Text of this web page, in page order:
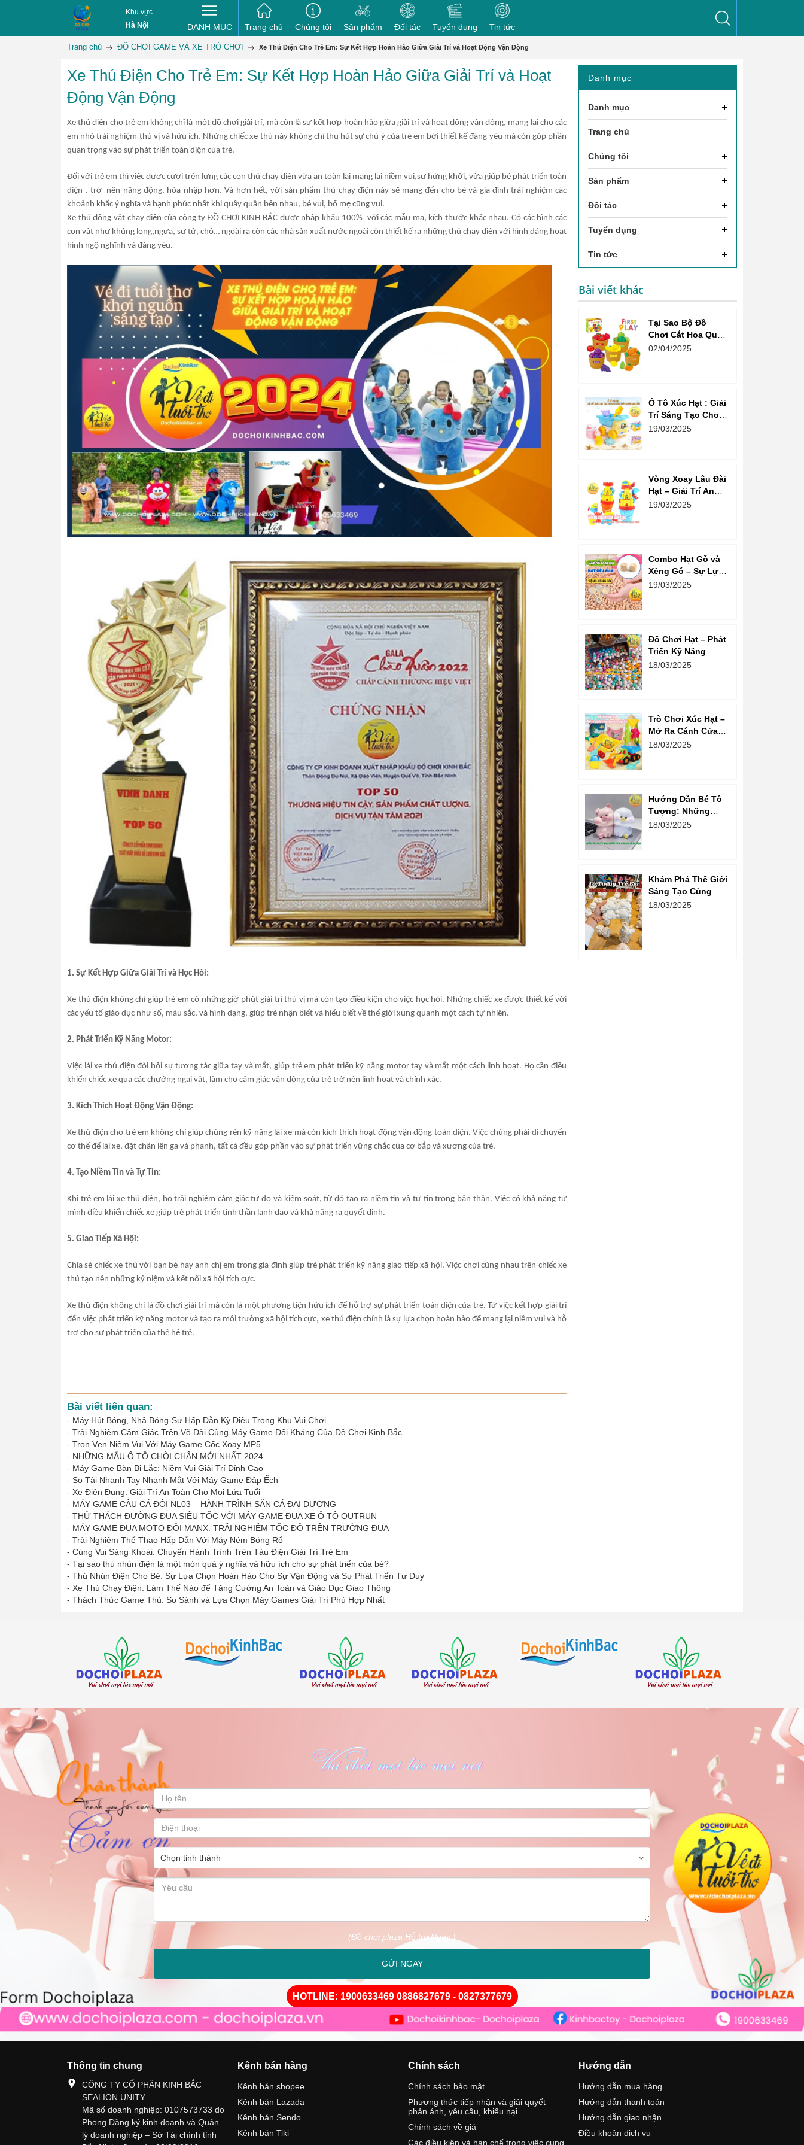
Khu vực
Hà Nội
DANH MỤC Trang chủ Chúng tôi Sản phẩm Đối tác Tuyển dụng Tin tức
Trang chủ ĐỒ CHƠI GAME VÀ XE TRÒ CHƠI Xe Thú Điện Cho Trẻ Em: Sự Kết Hợp Hoàn Hảo Giữa Giải Trí và Hoạt Động Vận Động
Xe Thú Điện Cho Trẻ Em: Sự Kết Hợp Hoàn Hảo Giữa Giải Trí và Hoạt
Động Vận Động
Xe thú điện cho trẻ em không chỉ là một đồ chơi giải trí, mà còn là sự kết hợp hoàn hảo giữa giải trí và hoạt động vận động, mang lại cho các
em nhỏ trải nghiệm thú vị và hữu ích. Những chiếc xe thú này không chỉ thu hút sự chú ý của trẻ em bởi thiết kế đáng yêu mà còn góp phần
quan trọng vào sự phát triển toàn diện của trẻ.
Đối với trẻ em thì việc được cưỡi trên lưng các con thú chạy điện vừa an toàn lại mang lại niềm vui,sự hứng khởi, vừa giúp bé phát triển toàn
diện , trở nên năng động, hòa nhập hơn. Và hơn hết, với sản phẩm thú chạy điện này sẽ mang đến cho bé và gia đình trải nghiệm các
khoảnh khắc ý nghĩa và hạnh phúc nhất khi quây quần bên nhau, bé vui, bố mẹ cũng vui.
Xe thú động vật chạy điện của công ty ĐỒ CHƠI KINH BẮC được nhập khấu 100% với các mẫu mã, kích thước khác nhau. Có các hình các
con vật như khủng long,ngựa, sư tử, chó… ngoài ra còn các nhà sản xuất nước ngoài còn thiết kế ra những thú chạy điện với hình dáng hoạt
hình ngộ nghĩnh và đáng yêu.
1. Sự Kết Hợp Giữa Giải Trí và Học Hỏi:
Xe thú điện không chỉ giúp trẻ em có những giờ phút giải trí thú vị mà còn tạo điều kiện cho việc học hỏi. Những chiếc xe được thiết kế với
các yếu tố giáo dục như số, màu sắc, và hình dạng, giúp trẻ nhận biết và hiểu biết về thế giới xung quanh một cách tự nhiên.
2. Phát Triển Kỹ Năng Motor:
Việc lái xe thú điện đòi hỏi sự tương tác giữa tay và mắt, giúp trẻ em phát triển kỹ năng motor tay và mắt một cách linh hoạt. Họ cần điều
khiển chiếc xe qua các chướng ngại vật, làm cho cảm giác vận động của trẻ trở nên linh hoạt và chính xác.
3. Kích Thích Hoạt Động Vận Động:
Xe thú điện cho trẻ em không chỉ giúp chúng rèn kỹ năng lái xe mà còn kích thích hoạt động vận động toàn diện. Việc chúng phải di chuyển
cơ thể để lái xe, đặt chân lên ga và phanh, tất cả đều góp phần vào sự phát triển vững chắc của cơ bắp và xương của trẻ.
4. Tạo Niềm Tin và Tự Tin:
Khi trẻ em lái xe thú điện, họ trải nghiệm cảm giác tự do và kiểm soát, từ đó tạo ra niềm tin và tự tin trong bản thân. Việc có khả năng tự
mình điều khiển chiếc xe giúp trẻ phát triển tinh thần lãnh đạo và khả năng ra quyết định.
5. Giao Tiếp Xã Hội:
Chia sẻ chiếc xe thú với bạn bè hay anh chị em trong gia đình giúp trẻ phát triển kỹ năng giao tiếp xã hội. Việc chơi cùng nhau trên chiếc xe
thú tạo nên những kỷ niệm và kết nối xã hội tích cực.
Xe thú điện không chỉ là đồ chơi giải trí mà còn là một phương tiện hữu ích để hỗ trợ sự phát triển toàn diện của trẻ. Từ việc kết hợp giải trí
đến việc phát triển kỹ năng motor và tạo ra môi trường xã hội tích cực, xe thú điện chính là sự lựa chọn hoàn hảo để mang lại niềm vui và hỗ
trợ cho sự phát triển của thế hệ trẻ.
Bài viết liên quan:
- Máy Hút Bóng, Nhả Bóng-Sự Hấp Dẫn Kỳ Diệu Trong Khu Vui Chơi
- Trải Nghiệm Cảm Giác Trên Võ Đài Cùng Máy Game Đối Kháng Của Đồ Chơi Kinh Bắc
- Trọn Vẹn Niềm Vui Với Máy Game Cốc Xoay MP5
- NHỮNG MẪU Ô TÔ CHÒI CHÂN MỚI NHẤT 2024
- Máy Game Bàn Bi Lắc: Niềm Vui Giải Trí Đỉnh Cao
- So Tài Nhanh Tay Nhanh Mắt Với Máy Game Đập Ếch
- Xe Điện Đụng: Giải Trí An Toàn Cho Mọi Lứa Tuổi
- MÁY GAME CÂU CÁ ĐÔI NL03 – HÀNH TRÌNH SĂN CÁ ĐẠI DƯƠNG
- THỬ THÁCH ĐƯỜNG ĐUA SIÊU TỐC VỚI MÁY GAME ĐUA XE Ô TÔ OUTRUN
- MÁY GAME ĐUA MOTO ĐÔI MANX: TRẢI NGHIỆM TỐC ĐỘ TRÊN TRƯỜNG ĐUA
- Trải Nghiệm Thể Thao Hấp Dẫn Với Máy Ném Bóng Rổ
- Cùng Vui Sảng Khoái: Chuyến Hành Trình Trên Tàu Điện Giải Trí Trẻ Em
- Tại sao thú nhún điện là một món quà ý nghĩa và hữu ích cho sự phát triển của bé?
- Thú Nhún Điện Cho Bé: Sự Lựa Chọn Hoàn Hảo Cho Sự Vận Động và Sự Phát Triển Tư Duy
- Xe Thú Chạy Điện: Làm Thế Nào để Tăng Cường An Toàn và Giáo Dục Giao Thông
- Thách Thức Game Thủ: So Sánh và Lựa Chọn Máy Games Giải Trí Phù Hợp Nhất
Danh mục
Danh mục
Trang chủ
Chúng tôi
Sản phẩm
Đối tác
Tuyển dụng
Tin tức
Bài viết khác
Tại Sao Bộ Đồ
Chơi Cắt Hoa Quả
Market Là Sự Lựa
02/04/2025
Ô Tô Xúc Hạt : Giải
Trí Sáng Tạo Cho
Trẻ Em Trong Môi
19/03/2025
Vòng Xoay Lâu Đài
Hạt – Giải Trí An
Toàn Và Vui Vẻ Cho
19/03/2025
Combo Hạt Gỗ và
Xẻng Gỗ – Sự Lựa
Chọn Tuyệt Vời
19/03/2025
Đồ Chơi Hạt – Phát
Triển Kỹ Năng
Sáng Tạo Và Tư
18/03/2025
Trò Chơi Xúc Hạt –
Mở Ra Cánh Cửa
Sáng Tạo Cho Bé
18/03/2025
Hướng Dẫn Bé Tô
Tượng: Những
Bước Đơn Giản Và
18/03/2025
Khám Phá Thế Giới
Sáng Tạo Cùng
Hoạt Động Tô
18/03/2025
(Đồ chơi plaza Hỗ trợ Ngay )
GỬI NGAY
HOTLINE: 1900633469 0886827679 - 0827377679
Thông tin chung
CÔNG TY CỔ PHẦN KINH BẮC
SEALION UNITY
Mã số doanh nghiệp: 0107573733 do
Phong Đăng ký kinh doanh và Quản
lý doanh nghiệp – Sở Tài chính tỉnh
Kênh bán hàng
Kênh bán shopee
Kênh bán Lazada
Kênh bán Sendo
Kênh bán Tiki
Chính sách
Chính sách bảo mật
Phương thức tiếp nhận và giải quyết
phản ánh, yêu cầu, khiếu nại
Chính sách về giá
Các điều kiện và hạn chế trong việc cung
Hướng dẫn
Hướng dẫn mua hàng
Hướng dẫn thanh toán
Hướng dẫn giao nhận
Điều khoản dịch vụ